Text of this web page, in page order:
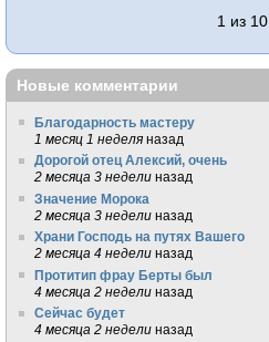
1 из 10
Новые комментарии
Благодарность мастеру
1 месяц 1 неделя назад
Дорогой отец Алексий, очень
2 месяца 3 недели назад
Значение Морока
2 месяца 3 недели назад
Храни Господь на путях Вашего
2 месяца 4 недели назад
Протитип фрау Берты был
4 месяца 2 недели назад
Сейчас будет
4 месяца 2 недели назад